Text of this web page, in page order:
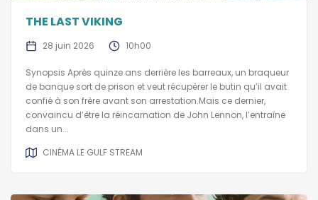
THE LAST VIKING
28 juin 2026 10h00
Synopsis Après quinze ans derrière les barreaux, un braqueur
de banque sort de prison et veut récupérer le butin qu’il avait
confié à son frère avant son arrestation.Mais ce dernier,
convaincu d’être la réincarnation de John Lennon, l’entraîne
dans un...
CINÉMA LE GULF STREAM